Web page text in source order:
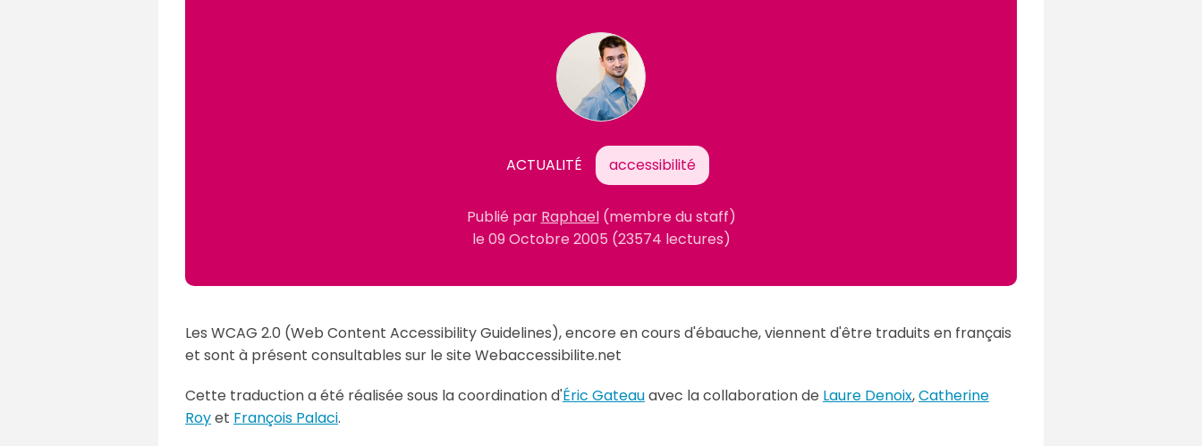
ACTUALITÉ accessibilité
Publié par Raphael (membre du staff)
le09 Octobre 2005 (23574 lectures)
Les WCAG 2.0 (Web Content Accessibility Guidelines), encore en cours d'ébauche, viennent d'être traduits en français
et sont à présent consultables sur le site Webaccessibilite.net
Cette traduction a été réalisée sous la coordination d'Éric Gateauavec la collaboration de Laure Denoix,Catherine
Royet François Palaci.